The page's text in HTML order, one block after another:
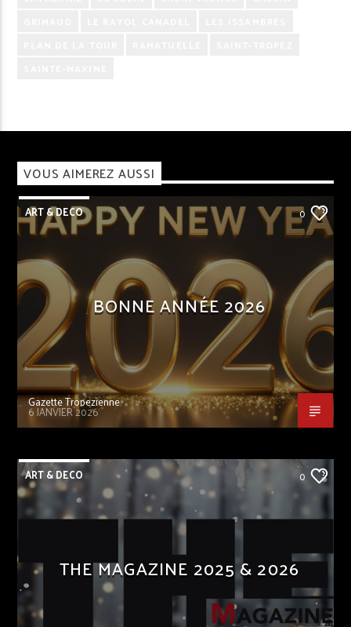
VOUS AIMEREZ AUSSI
ART & DECO 0
BONNE ANNÉE 2026
Gazette Tropezienne
6 JANVIER 2026
ART & DECO 0
THE MAGAZINE 2025 & 2026